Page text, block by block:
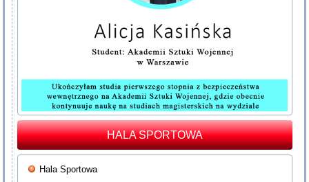
HALA SPORTOWA
Hala Sportowa